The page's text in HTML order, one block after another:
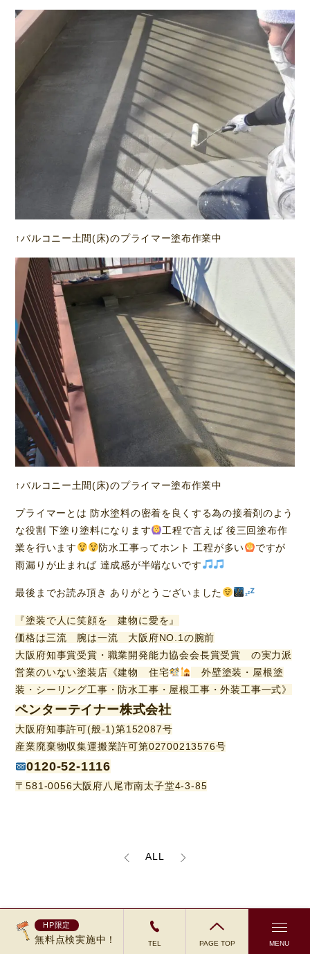
HP限定
無料点検実施中！ TEL PAGE TOP MENU
↑バルコニー土間(床)のプライマー塗布作業中
↑バルコニー土間(床)のプライマー塗布作業中
プライマーとは 防水塗料の密着を良くする為の接着剤のよう
な役割 下塗り塗料になります
工程で言えば 後三回塗布作
業を行います
防水工事ってホント 工程が多い
ですが
雨漏りが止まれば 達成感が半端ないです
最後までお読み頂き ありがとうございました
『塗装で人に笑顔を 建物に愛を』
価格は三流 腕は一流 大阪府NO.1の腕前
大阪府知事賞受賞・職業開発能力協会会長賞受賞 の実力派
営業のいない塗装店《建物 住宅
外壁塗装・屋根塗
装・シーリング工事・防水工事・屋根工事・外装工事一式》
ペンターテイナー株式会社
大阪府知事許可(般-1)第152087号
産業廃棄物収集運搬業許可第02700213576号
0120-52-1116
〒581-0056大阪府八尾市南太子堂4-3-85
ALL